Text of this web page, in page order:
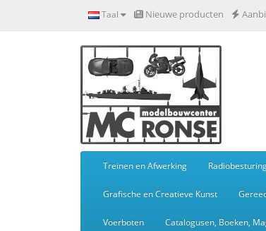
Taal Nieuwe producten
Treinen en Afwerking
Grafische en Creatieve Kunst
Voerboten Catalogusen, Boeken,